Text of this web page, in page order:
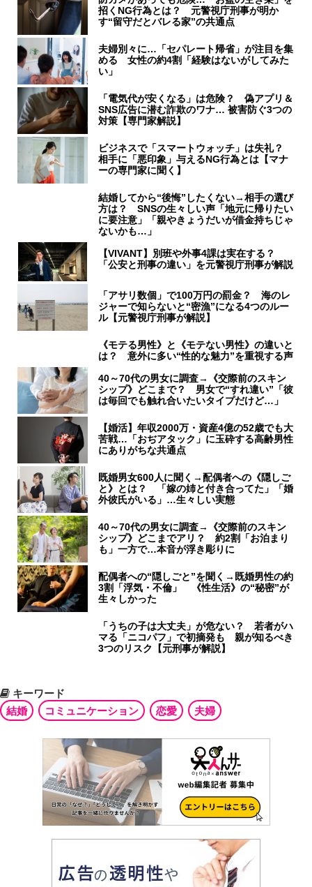
招くNG行為とは？ 元警視庁刑事が明か
す“留守だとバレる家”の共通点
夫婦別々に…「セパレート帰省」が注目を集
める 女性の約4割「経験はないがしてみた
い」
「電気代が安くなる」は危険？ 偽アプリ＆
SNS広告に潜む詐欺のワナ… 被害防ぐ3つの
対策【専門家解説】
ビジネスで「スマートウォッチ」は失礼？
相手に「悪印象」与えるNG行為とは【マナ
ーの専門家に聞く】
結婚してから“後悔”したくない→相手の選び
方は？ SNSの生々しい声「地元に帰りたい
に要注意」「親やきょうだいが借金持ちじゃ
ないかも…」
【VIVANT】別班や外事4課は実在する？
「公安と刑事の違い」を元警視庁刑事が解説
「アサリ数個」で100万円の罰金？ 海のレ
ジャーで知らないと“密漁”になる4つのルー
ル【元警視庁刑事が解説】
《モテる男性》と《モテない男性》の違いと
は？ 意外に多い“性的な魅力”を重視する声
40～70代の男女に調査→《交際前のスキン
シップ》どこまで？ 男女で“すれ違い”「彼
は毎回でも触れ合いたいタイプだけど…」
【婚活】年収2000万・資産4億の52歳でも大
苦戦…「おぢアタック」に玉砕する高齢男性
にありがちな共通点
既婚男女600人に聞く→配偶者への《隠しご
と》とは？ 「嫁の姉と付き合ってた」「婚
外彼氏がいる」…生々しい実態
40～70代の男女に調査→《交際前のスキン
シップ》どこまでアリ？ 約2割「お泊まり
も」一方で…本音が浮き彫りに
配偶者への“隠しごと”を聞く→既婚男性の約
3割「浮気・不倫」 《性生活》の“秘密”が
生々しかった
「うちの子は大丈夫」が危ない？ 若者がハ
マる「ニコパフ」で初摘発も 親が知るべき
3つのリスク【元刑事が解説】
キーワード
結婚
コミュニケーション 恋愛 夫婦